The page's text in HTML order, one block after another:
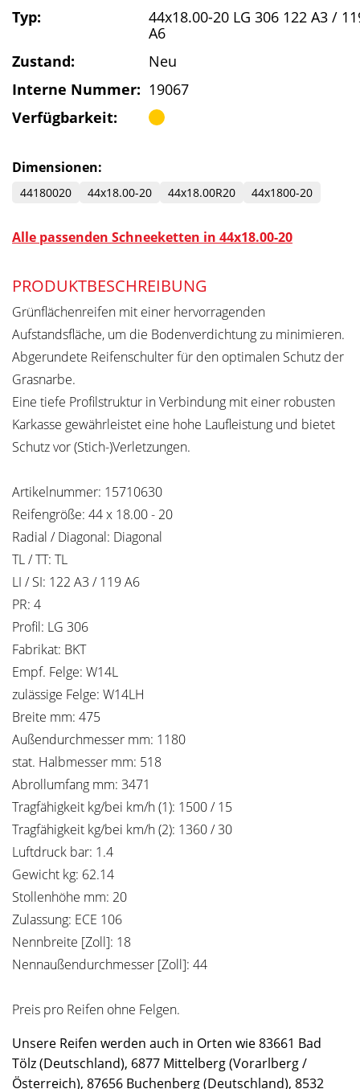
Typ:
44x18.00-20 LG 306 122 A3 /
A6
Zustand:
Neu
Interne Nummer: 19067
Verfügbarkeit:
Dimensionen:
44180020 44x18.00-20 44x18.00R20 44x1800-20
Alle passenden Schneeketten in 44x18.00-20
PRODUKTBESCHREIBUNG
Grünflächenreifen mit einer hervorragenden
Aufstandsfläche, um die Bodenverdichtung zu minimieren.
Abgerundete Reifenschulter für den optimalen Schutz der
Grasnarbe.
Eine tiefe Profilstruktur in Verbindung mit einer robusten
Karkasse gewährleistet eine hohe Laufleistung und bietet
Schutz vor (Stich-)Verletzungen.
Artikelnummer: 15710630
Reifengröße: 44 x 18.00 - 20
Radial / Diagonal: Diagonal
TL / TT: TL
LI / SI: 122 A3 / 119 A6
PR: 4
Profil: LG 306
Fabrikat: BKT
Empf. Felge: W14L
zulässige Felge: W14LH
Breite mm: 475
Außendurchmesser mm: 1180
stat. Halbmesser mm: 518
Abrollumfang mm: 3471
Tragfähigkeit kg/bei km/h (1): 1500 / 15
Tragfähigkeit kg/bei km/h (2): 1360 / 30
Luftdruck bar: 1.4
Gewicht kg: 62.14
Stollenhöhe mm: 20
Zulassung: ECE 106
Nennbreite [Zoll]: 18
Nennaußendurchmesser [Zoll]: 44
Preis pro Reifen ohne Felgen.
Unsere Reifen werden auch in Orten wie 83661 Bad
Tölz (Deutschland), 6877 Mittelberg (Vorarlberg /
Österreich), 87656 Buchenberg (Deutschland), 8532